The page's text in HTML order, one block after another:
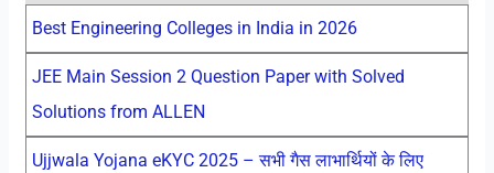
Best Engineering Colleges in India in 2026
JEE Main Session 2 Question Paper with Solved
Solutions from ALLEN
Ujjwala Yojana eKYC 2025 – सभी गैस लाभार्थियों के लिए